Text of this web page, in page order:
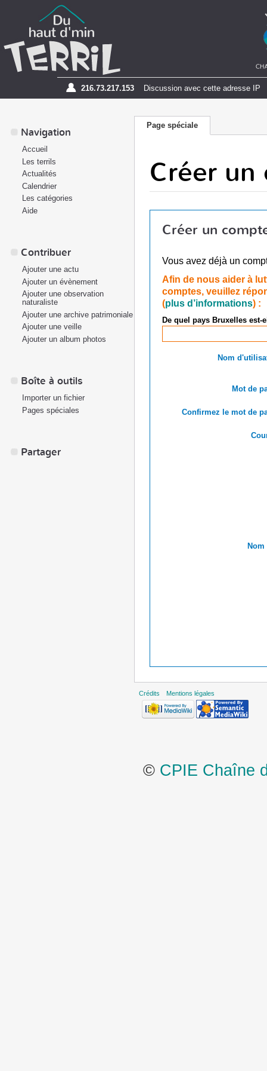
216.73.217.153 Discussion avec cette adresse IP
Page spéciale
Créer un
Créer un
Vous avez déjà un
Afin de nous aider à
comptes, veuillez
(plus d’informations) :
De quel pays Bruxelles
Nom
Mot de
Confirmez le mot de
Nom
Navigation
Accueil
Les terrils
Actualités
Calendrier
Les catégories
Aide
Contribuer
Ajouter une actu
Ajouter un évènement
Ajouter une observation
naturaliste
Ajouter une archive patrimoniale
Ajouter une veille
Ajouter un album photos
Boîte à outils
Importer un fichier
Pages spéciales
Partager
Crédits Mentions légales
© CPIE Chaîne